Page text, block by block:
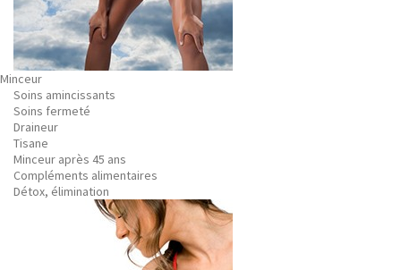
Minceur
Soins amincissants
Soins fermeté
Draineur
Tisane
Minceur après 45 ans
Compléments alimentaires
Détox, élimination